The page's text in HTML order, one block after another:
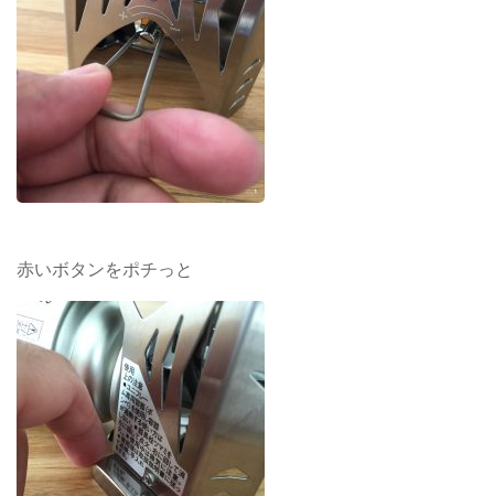
赤いボタンをポチっと